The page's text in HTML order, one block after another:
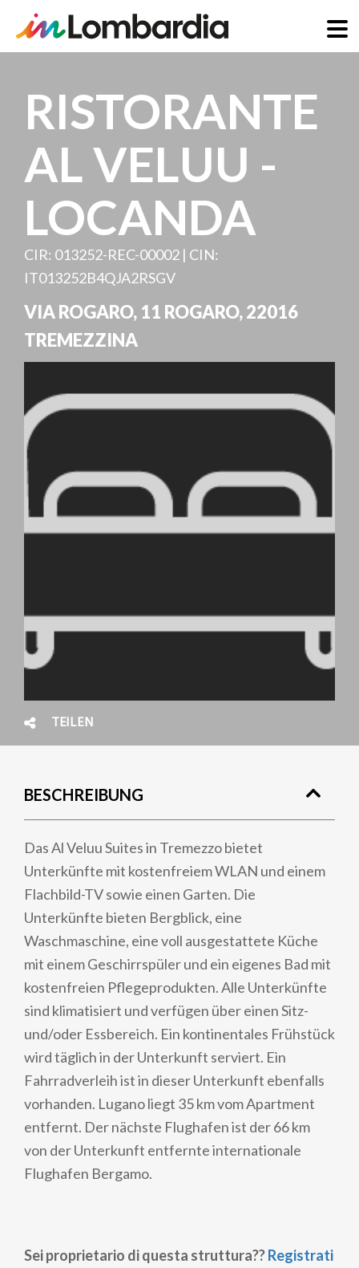
RISTORANTE
AL VELUU -
LOCANDA
CIR: 013252-REC-00002 | CIN:
IT013252B4QJA2RSGV
VIA ROGARO, 11 ROGARO,22016
TREMEZZINA
TEILEN
BESCHREIBUNG
Das Al Veluu Suites in Tremezzo bietet
Unterkünfte mit kostenfreiem WLAN und einem
Flachbild-TV sowie einen Garten. Die
Unterkünfte bieten Bergblick, eine
Waschmaschine, eine voll ausgestattete Küche
mit einem Geschirrspüler und ein eigenes Bad mit
kostenfreien Pflegeprodukten. Alle Unterkünfte
sind klimatisiert und verfügen über einen Sitz-
und/oder Essbereich. Ein kontinentales Frühstück
wird täglich in der Unterkunft serviert. Ein
Fahrradverleih ist in dieser Unterkunft ebenfalls
vorhanden. Lugano liegt 35 km vom Apartment
entfernt. Der nächste Flughafen ist der 66 km
von der Unterkunft entfernte internationale
Flughafen Bergamo.
Sei proprietario di questa struttura??Registrati